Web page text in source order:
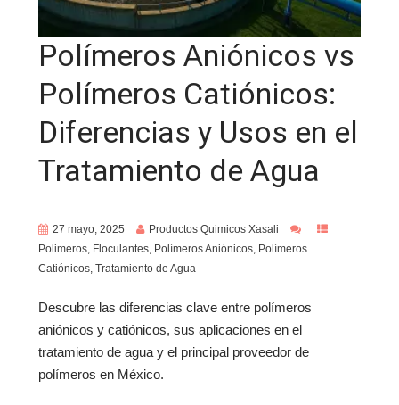
Polímeros Aniónicos vs
Polímeros Catiónicos:
Diferencias y Usos en el
Tratamiento de Agua
27 mayo, 2025
Productos Quimicos Xasali
Polimeros, Floculantes, Polímeros Aniónicos, Polímeros
Catiónicos, Tratamiento de Agua
Descubre las diferencias clave entre polímeros
aniónicos y catiónicos, sus aplicaciones en el
tratamiento de agua y el principal proveedor de
polímeros en México.